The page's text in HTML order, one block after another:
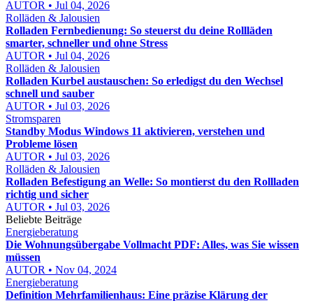
AUTOR • Jul 04, 2026
Rolläden & Jalousien
Rolladen Fernbedienung: So steuerst du deine Rollläden
smarter, schneller und ohne Stress
AUTOR • Jul 04, 2026
Rolläden & Jalousien
Rolladen Kurbel austauschen: So erledigst du den Wechsel
schnell und sauber
AUTOR • Jul 03, 2026
Stromsparen
Standby Modus Windows 11 aktivieren, verstehen und
Probleme lösen
AUTOR • Jul 03, 2026
Rolläden & Jalousien
Rolladen Befestigung an Welle: So montierst du den Rollladen
richtig und sicher
AUTOR • Jul 03, 2026
Beliebte Beiträge
Energieberatung
Die Wohnungsübergabe Vollmacht PDF: Alles, was Sie wissen
müssen
AUTOR • Nov 04, 2024
Energieberatung
Definition Mehrfamilienhaus: Eine präzise Klärung der